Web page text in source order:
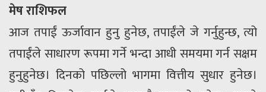
मेष राशिफल
आज तपाईं ऊर्जावान हुनु हुनेछ, तपाईंले जे गर्नुहुन्छ, त्यो
तपाईंले साधारण रूपमा गर्ने भन्दा आधी समयमा गर्न सक्षम
हुनुहुनेछ। दिनको पछिल्लो भागमा वित्तीय सुधार हुनेछ।